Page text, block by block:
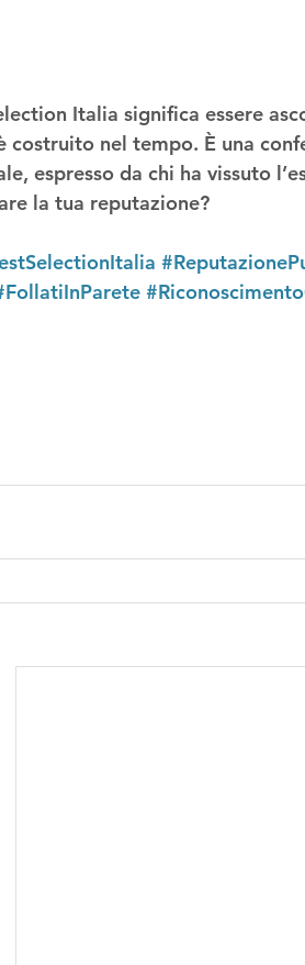
Italia significa essere
costruito nel tempo. È una
espresso da chi ha vissuto
la tua reputazione?